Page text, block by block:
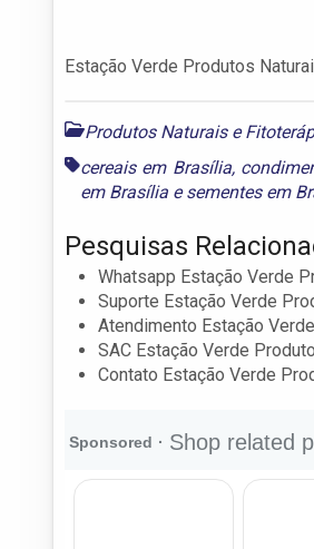
Estação Verde Produtos
Produtos Naturais e
cereais em Brasília,
em Brasília esementes em
Pesquisas
Whatsapp Estação Verde
Suporte Estação Verde
Atendimento Estação
SAC Estação Verde
Contato Estação Verde